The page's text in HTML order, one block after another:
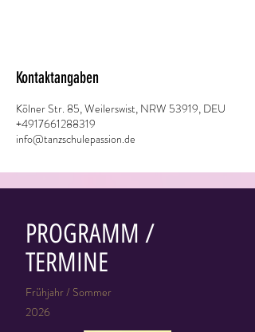
Kontaktangaben
Kölner Str. 85, Weilerswist, NRW 53919, DEU
+4917661288319
info@tanzschulepassion.de
PROGRAMM /
TERMINE
Frühjahr / Sommer
2026